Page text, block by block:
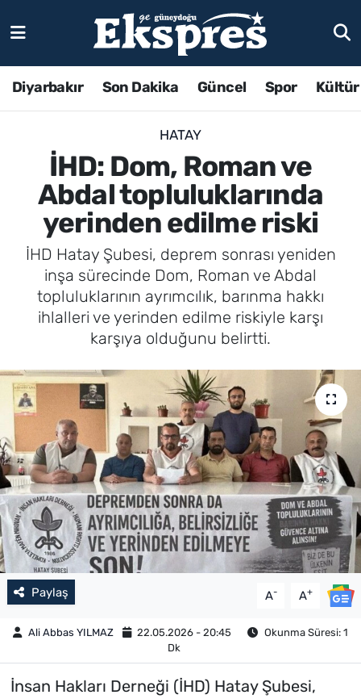
Diyarbakır Son Dakika Güncel Spor
HATAY
İHD: Dom, Roman ve
Abdal topluluklarında
yerinden edilme riski
İHD Hatay Şubesi, deprem sonrası yeniden
inşa sürecinde Dom, Roman ve Abdal
topluluklarının ayrımcılık, barınma hakkı
ihlalleri ve yerinden edilme riskiyle karşı
karşıya olduğunu belirtti.
Paylaş A- A+
Ali Abbas YILMAZ 22.05.2026 - 20:45
Okunma Süresi: 1
Dk
İnsan Hakları Derneği (İHD) Hatay Şubesi,